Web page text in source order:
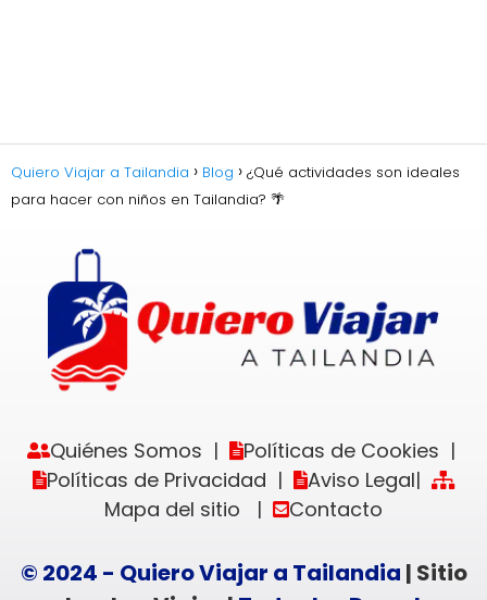
Quiero Viajar a Tailandia Blog
¿Qué actividades son ideales
para hacer con niños en Tailandia? 🌴
Quiénes Somos | Políticas de Cookies |
Políticas de Privacidad | Aviso Legal|
Mapa del sitio | Contacto
© 2024 - Quiero Viajar a Tailandia | Sitio